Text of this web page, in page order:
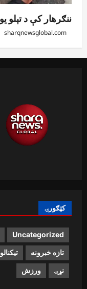
ننګرهار کې د تېلو
sharqnewsglobal.com
کټګورۍ
Uncategorized
تازه خبرونه
نړۍ ورزش